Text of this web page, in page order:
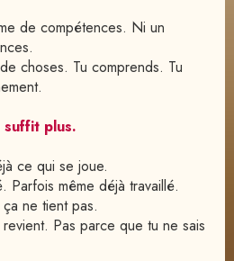
de compétences. Ni un
choses. Tu comprends. Tu
suffit plus.
ce qui se joue.
Parfois même déjà travaillé.
ne tient pas.
Pas parce que tu ne sais